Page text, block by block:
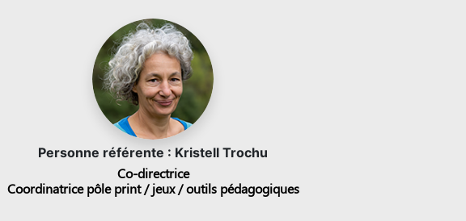
Personne référente : Kristell Trochu
Co-directrice
Coordinatrice pôle print / jeux / outils pédagogiques